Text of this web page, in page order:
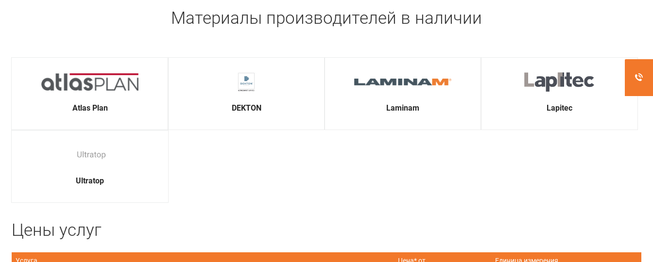
Материалы производителей в наличии
Atlas Plan DEKTON Laminam Lapitec
Ultratop
Цены услуг